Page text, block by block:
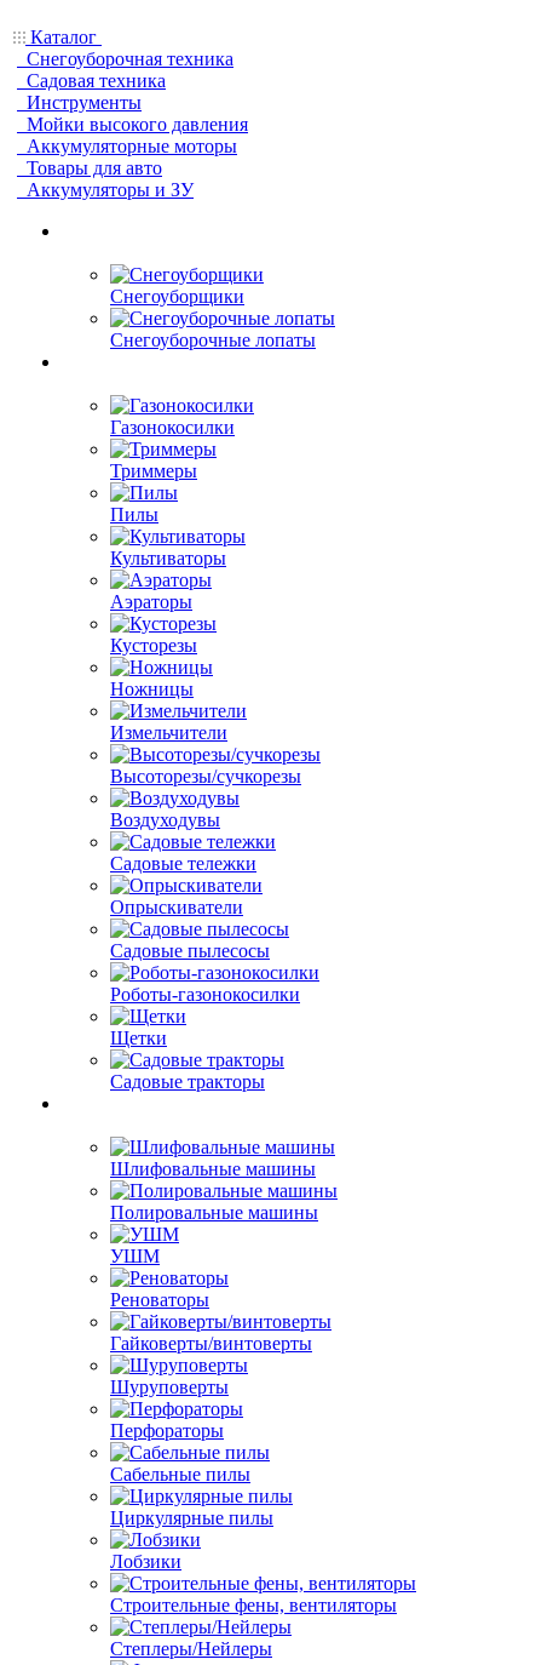
Каталог
Снегоуборочная техника
Садовая техника
Инструменты
Мойки высокого давления
Аккумуляторные моторы
Товары для авто
Аккумуляторы и ЗУ
Снегоуборщики
Снегоуборочные лопаты
Газонокосилки
Триммеры
Пилы
Культиваторы
Аэраторы
Кусторезы
Ножницы
Измельчители
Высоторезы/сучкорезы
Воздуходувы
Садовые тележки
Опрыскиватели
Садовые пылесосы
Роботы-газонокосилки
Щетки
Садовые тракторы
Шлифовальные машины
Полировальные машины
УШМ
Реноваторы
Гайковерты/винтоверты
Шуруповерты
Перфораторы
Сабельные пилы
Циркулярные пилы
Лобзики
Строительные фены, вентиляторы
Степлеры/Нейлеры